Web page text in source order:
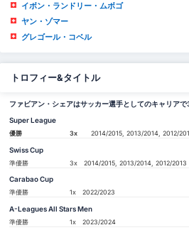
イボン・ランドリー・ムボゴ
ヤン・ゾマー
グレゴール・コベル
トロフィー&タイトル
ファビアン・シェアはサッカー選手としてのキャリアで
Super League
優勝 3x 2014/2015, 2013/2014, 2012/
Swiss Cup
準優勝 3x 2014/2015, 2013/2014, 2012/2013
Carabao Cup
準優勝 1x 2022/2023
A-Leagues All Stars Men
準優勝 1x 2023/2024